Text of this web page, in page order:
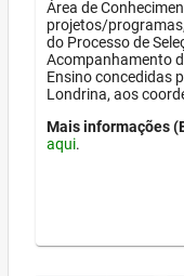
Área de
projetos/
do Processo de
Acompanhamento
Ensino concedidas
Londrina, aos
Mais informações
aqui.